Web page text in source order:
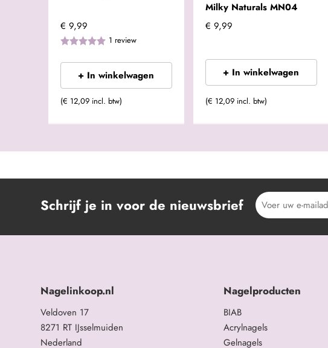
€ 9,99
1 review
+ In winkelwagen
(€ 12,09 incl. btw)
Milky Naturals MN04
€ 9,99
+ In winkelwagen
(€ 12,09 incl. btw)
Schrijf je in voor de nieuwsbrief
Nagelinkoop.nl
Veldoven 17
8271 RT IJsselmuiden
Nederland
Nagelproducten
BIAB
Acrylnagels
Gelnagels